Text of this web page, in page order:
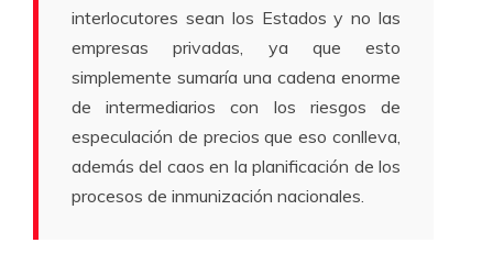
interlocutores sean los Estados y no las
empresas privadas, ya que esto
simplemente sumaría una cadena enorme
de intermediarios con los riesgos de
especulación de precios que eso conlleva,
además del caos en la planificación de los
procesos de inmunización nacionales.